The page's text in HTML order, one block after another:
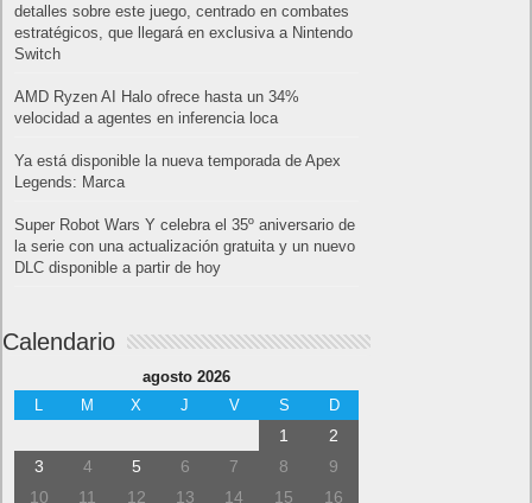
detalles sobre este juego, centrado en combates
estratégicos, que llegará en exclusiva a Nintendo
Switch
AMD Ryzen AI Halo ofrece hasta un 34%
velocidad a agentes en inferencia loca
Ya está disponible la nueva temporada de Apex
Legends: Marca
Super Robot Wars Y celebra el 35º aniversario de
la serie con una actualización gratuita y un nuevo
DLC disponible a partir de hoy
Calendario
agosto 2026
L
M X J V S D
1
2
3
4 5 6 7 8
9
10
11 12 13 14 15
16